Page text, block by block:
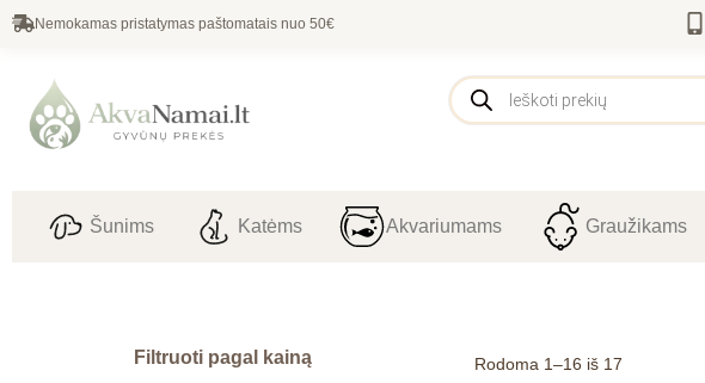
Nemokamas pristatymas paštomatais nuo 50€
Šunims Katėms Akvariumams Graužikams
Filtruoti pagal kainą Rodoma 1–16 iš 17